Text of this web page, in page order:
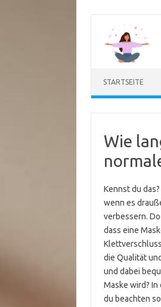
springen
STARTSEITE
Wie
Kennst du
wenn es
verbessern.
dass eine
die Qualität
und dabei
Maske wird?
du beachten